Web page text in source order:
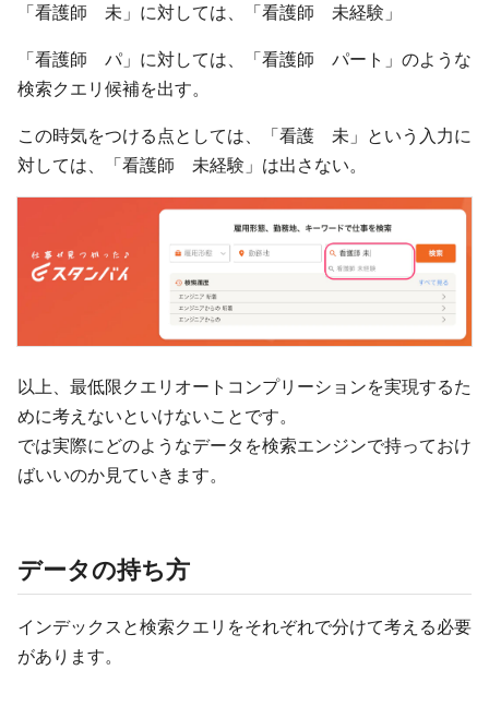
「看護師 未」に対しては、「看護師 未経験」
「看護師 パ」に対しては、「看護師 パート」のような
検索クエリ候補を出す。
この時気をつける点としては、「看護 未」という入力に
対しては、「看護師 未経験」は出さない。
以上、最低限クエリオートコンプリーションを実現するた
めに考えないといけないことです。
では実際にどのようなデータを検索エンジンで持っておけ
ばいいのか見ていきます。
データの持ち方
インデックスと検索クエリをそれぞれで分けて考える必要
があります。